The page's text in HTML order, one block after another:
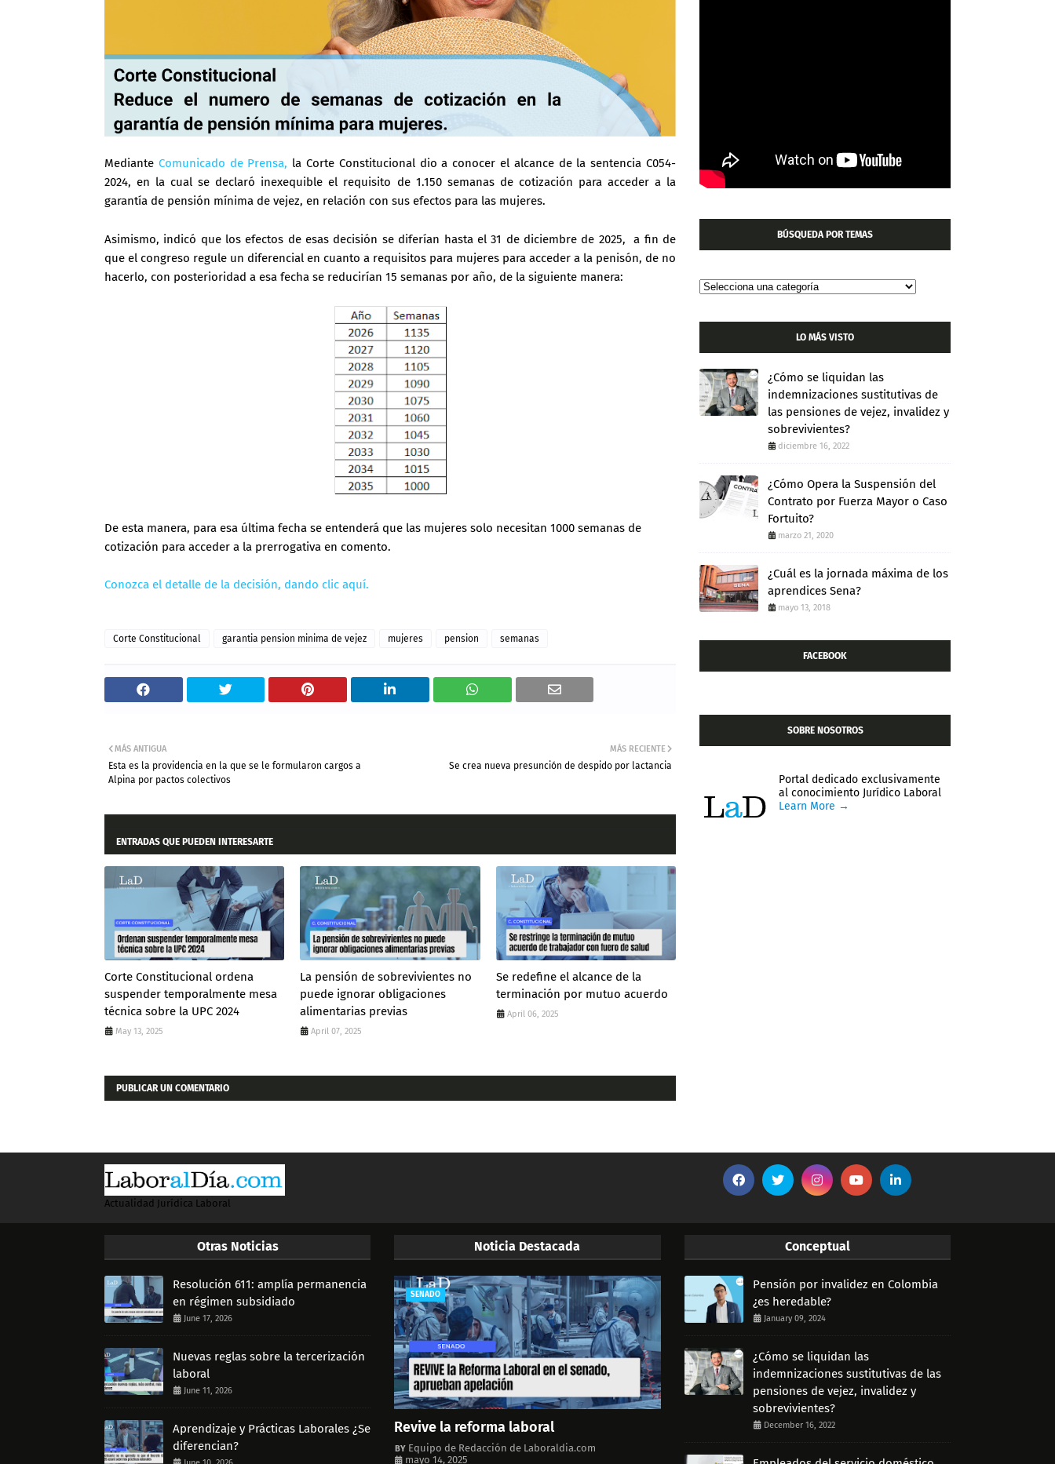
Mediante Comunicado de Prensa, la Corte Constitucional dio a conocer el alcance de la sentencia C054-
2024, en la cual se declaró inexequible el requisito de 1.150 semanas de cotización para acceder a la
garantía de pensión mínima de vejez, en relación con sus efectos para las mujeres.
Asimismo, indicó que los efectos de esas decisión se diferían hasta el 31 de diciembre de 2025, a fin de
que el congreso regule un diferencial en cuanto a requisitos para mujeres para acceder a la penisón, de no
hacerlo, con posterioridad a esa fecha se reducirían 15 semanas por año, de la siguiente manera:
De esta manera, para esa última fecha se entenderá que las mujeres solo necesitan 1000 semanas de
cotización para acceder a la prerrogativa en comento.
Conozca el detalle de la decisión, dando clic aquí.
Corte Constitucional garantia pension minima de vejez mujeres pension semanas
MÁS RECIENTE
Se crea nueva presunción de despido por lactancia
MÁS ANTIGUA
Esta es la providencia en la que se le formularon cargos a
Alpina por pactos colectivos
ENTRADAS QUE PUEDEN INTERESARTE
Corte Constitucional ordena
suspender temporalmente mesa
técnica sobre la UPC 2024
May 13, 2025
La pensión de sobrevivientes no
puede ignorar obligaciones
alimentarias previas
April 07, 2025
Se redefine el alcance de la
terminación por mutuo acuerdo
April 06, 2025
PUBLICAR UN COMENTARIO
BÚSQUEDA POR TEMAS
LO MÁS VISTO
¿Cómo se liquidan las
indemnizaciones sustitutivas de
las pensiones de vejez, invalidez y
sobrevivientes?
diciembre 16, 2022
¿Cómo Opera la Suspensión del
Contrato por Fuerza Mayor o Caso
Fortuito?
marzo 21, 2020
¿Cuál es la jornada máxima de los
aprendices Sena?
mayo 13, 2018
FACEBOOK
SOBRE NOSOTROS
Portal dedicado exclusivamente
al conocimiento Jurídico Laboral
Learn More →
Actualidad Jurídica Laboral
Otras Noticias
Resolución 611: amplía permanencia
en régimen subsidiado
June 17, 2026
Nuevas reglas sobre la tercerización
laboral
June 11, 2026
Aprendizaje y Prácticas Laborales ¿Se
diferencian?
Noticia Destacada
SENADO
Revive la reforma laboral
Equipo de Redacción de Laboraldia.com
mayo 14, 2025
Conceptual
Pensión por invalidez en Colombia
¿es heredable?
January 09, 2024
¿Cómo se liquidan las
indemnizaciones sustitutivas de las
pensiones de vejez, invalidez y
sobrevivientes?
December 16, 2022